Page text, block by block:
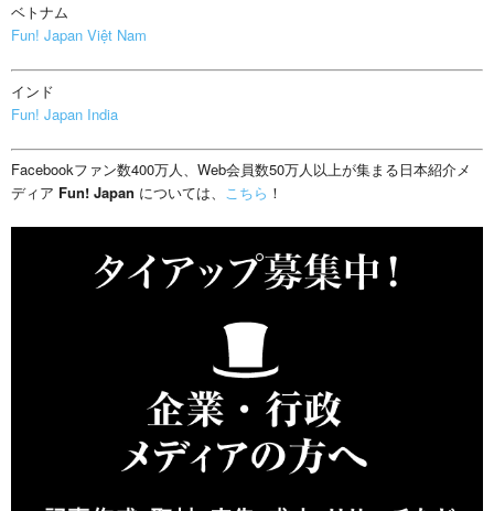
ベトナム
Fun! Japan Việt Nam
インド
Fun! Japan India
Facebookファン数400万人、Web会員数50万人以上が集まる日本紹介メ
ディア Fun! Japan については、 こちら ！